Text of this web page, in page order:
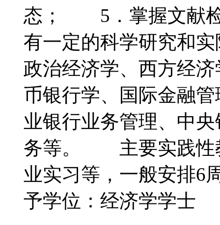
态； 5．掌握文献检
有一定的科学研究和
政治经济学、西方经
币银行学、国际金融
业银行业务管理、中
务等。 主要实践性
业实习等，一般安
予学位：经济学学士